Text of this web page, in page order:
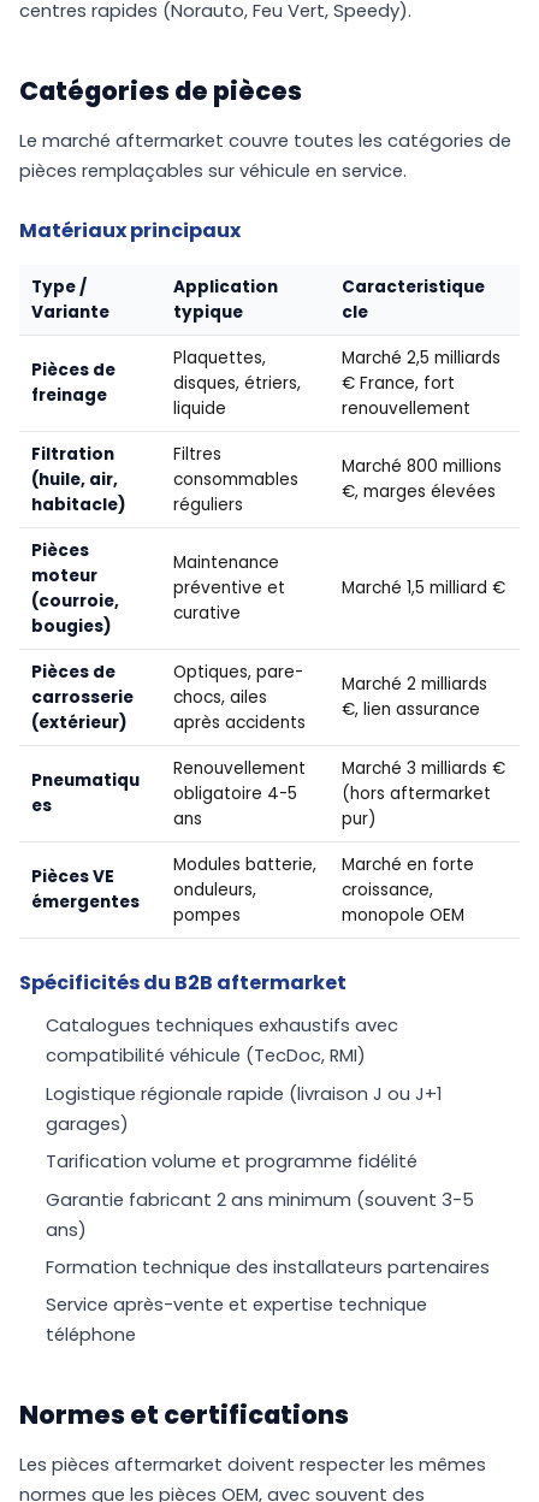
centres rapides (Norauto, Feu Vert, Speedy).
Catégories de pièces
Le marché aftermarket couvre toutes les catégories de
pièces remplaçables sur véhicule en service.
Matériaux principaux
Type /
Variante
Application
typique
Caracteristique
cle
Pièces de
freinage
Plaquettes,
disques, étriers,
liquide
Marché 2,5 milliards
€ France, fort
renouvellement
Filtration
(huile, air,
habitacle)
Filtres
consommables
réguliers
Marché 800 millions
€, marges élevées
Pièces
moteur
(courroie,
bougies)
Maintenance
préventive et
curative
Marché 1,5 milliard €
Pièces de
carrosserie
(extérieur)
Optiques, pare-
chocs, ailes
après accidents
Marché 2 milliards
€, lien assurance
Pneumatiqu
es
Renouvellement
obligatoire 4-5
ans
Marché 3 milliards €
(hors aftermarket
pur)
Pièces VE
émergentes
Modules batterie,
onduleurs,
pompes
Marché en forte
croissance,
monopole OEM
Spécificités du B2B aftermarket
Catalogues techniques exhaustifs avec
compatibilité véhicule (TecDoc, RMI)
Logistique régionale rapide (livraison J ou J+1
garages)
Tarification volume et programme fidélité
Garantie fabricant 2 ans minimum (souvent 3-5
ans)
Formation technique des installateurs partenaires
Service après-vente et expertise technique
téléphone
Normes et certifications
Les pièces aftermarket doivent respecter les mêmes
normes que les pièces OEM, avec souvent des